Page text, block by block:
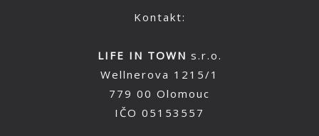
Kontakt:
LIFE IN TOWN s.r.o.
Wellnerova 1215/1
779 00 Olomouc
IČO 05153557